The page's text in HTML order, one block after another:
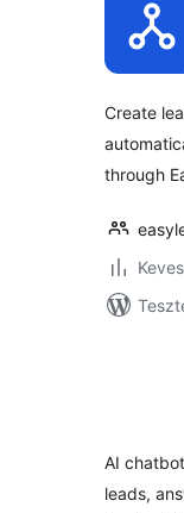
Create
through
AI
leads,